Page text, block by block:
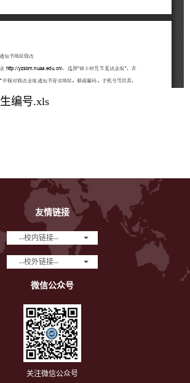
编号.xls
友情链接
--校内链接--
--校外链接--
微信公众号
关注微信公众号